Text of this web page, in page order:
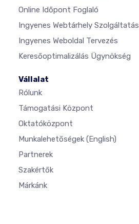
Online Időpont Foglaló
Ingyenes Webtárhely Szolgáltatás
Ingyenes Weboldal Tervezés
Keresőoptimalizálás Ügynökség
Vállalat
Rólunk
Támogatási Központ
Oktatóközpont
Munkalehetőségek (English)
Partnerek
Szakértők
Márkánk